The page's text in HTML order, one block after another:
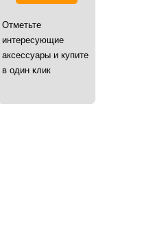
Отметьте
интересующие
аксессуары и купите
в один клик